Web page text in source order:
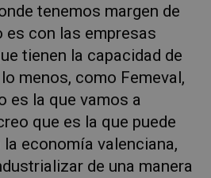
tenemos margen de
es con las empresas
tienen la capacidad de
menos, como Femeval,
es la que vamos a
que es la que puede
economía valenciana,
de una manera